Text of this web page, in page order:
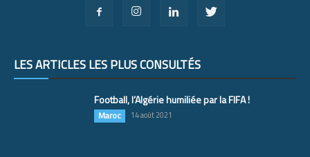
LES ARTICLES LES PLUS CONSULTÉS
Football, l’Algérie humiliée par la FIFA !
Maroc 14 août 2021